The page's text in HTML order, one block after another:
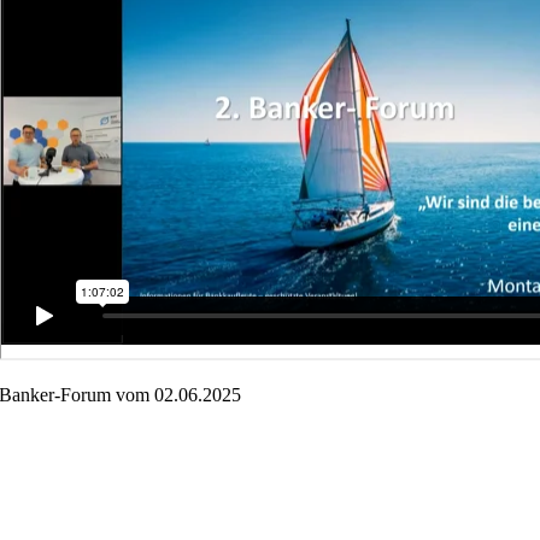
Banker-Forum vom 02.06.2025